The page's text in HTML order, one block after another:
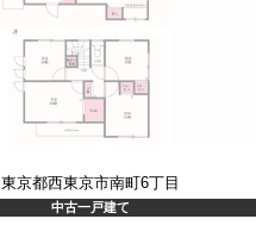
東京都西東京市南町6丁目
中古一戸建て